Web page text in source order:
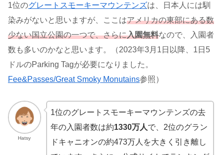
1位のグレートスモーキーマウンテンズは、日本人には馴
染みがないと思いますが、ここはアメリカの東部にある数
少ない国立公園の一つで、さらに入園無料なので、入園者
数も多いのかなと思います。（2023年3月1日以降、1日5
ドルのParking Tagが必要になりました。
Fee&Passes/Great Smoky Monutains参照）
Hatsy
1位のグレートスモーキーマウンテンズの去
年の入園者数は約1330万人で、2位のグラン
ドキャニオンの約473万人を大きく引き離し